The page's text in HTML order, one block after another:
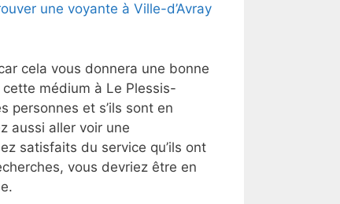
une voyante à Ville-d’Avray
cela vous donnera une bonne
médium à Le Plessis-
personnes et s’ils sont en
aussi aller voir une
satisfaits du service qu’ils ont
vous devriez être en